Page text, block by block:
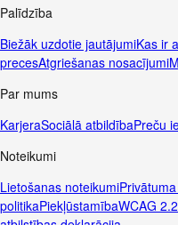
Palīdzība
Biežāk uzdotie jautājumiKas ir
precesAtgriešanas nosacījumi
Par mums
KarjeraSociālā atbildībaPreču
Noteikumi
Lietošanas noteikumi
politikaPiekļūstamībaWCAG